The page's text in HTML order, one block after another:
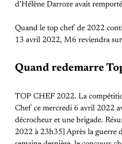
d’Hélène Darroze avait
Quand le top chef de 2022
13 avril 2022, M6 reviendra
Quand redemarre
TOP CHEF 2022. La
Chef ce mercredi 6 avril 2022
décrocheur et une brigade.
2022 à 23h35] Après la guerre